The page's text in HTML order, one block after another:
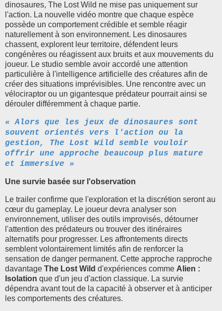
dinosaures, The Lost Wild ne mise pas uniquement sur
l'action. La nouvelle vidéo montre que chaque espèce
possède un comportement crédible et semble réagir
naturellement à son environnement. Les dinosaures
chassent, explorent leur territoire, défendent leurs
congénères ou réagissent aux bruits et aux mouvements du
joueur. Le studio semble avoir accordé une attention
particulière à l'intelligence artificielle des créatures afin de
créer des situations imprévisibles. Une rencontre avec un
vélociraptor ou un gigantesque prédateur pourrait ainsi se
dérouler différemment à chaque partie.
« Alors que les jeux de dinosaures sont
souvent orientés vers l'action ou la
gestion, The Lost Wild semble vouloir
offrir une approche beaucoup plus mature
et immersive »
Une survie basée sur l'observation
Le trailer confirme que l'exploration et la discrétion seront au
cœur du gameplay. Le joueur devra analyser son
environnement, utiliser des outils improvisés, détourner
l'attention des prédateurs ou trouver des itinéraires
alternatifs pour progresser. Les affrontements directs
semblent volontairement limités afin de renforcer la
sensation de danger permanent. Cette approche rapproche
davantage The Lost Wild d'expériences comme Alien :
Isolation que d'un jeu d'action classique. La survie
dépendra avant tout de la capacité à observer et à anticiper
les comportements des créatures.